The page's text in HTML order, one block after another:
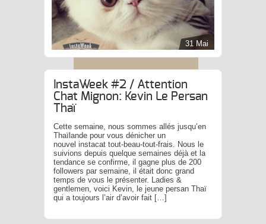
31 Mai
InstaWeek #2 / Attention
Chat Mignon: Kevin Le Persan
Thaï
Cette semaine, nous sommes allés jusqu’en
Thaïlande pour vous dénicher un
nouvel instacat tout-beau-tout-frais. Nous le
suivions depuis quelque semaines déjà et la
tendance se confirme, il gagne plus de 200
followers par semaine, il était donc grand
temps de vous le présenter. Ladies &
gentlemen, voici Kevin, le jeune persan Thaï
qui a toujours l’air d’avoir fait […]